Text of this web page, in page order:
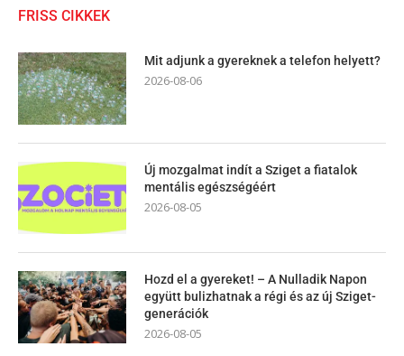
FRISS CIKKEK
Mit adjunk a gyereknek a telefon helyett?
2026-08-06
Új mozgalmat indít a Sziget a fiatalok
mentális egészségéért
2026-08-05
Hozd el a gyereket! – A Nulladik Napon
együtt bulizhatnak a régi és az új Sziget-
generációk
2026-08-05